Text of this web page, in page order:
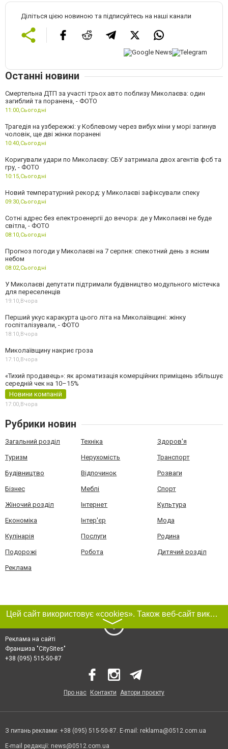
Діліться цією новиною та підписуйтесь на наші канали
Останні новини
Смертельна ДТП за участі трьох авто поблизу Миколаєва: один
загиблий та поранена, - ФОТО
11:00, Сьогодні
Трагедія на узбережжі: у Коблевому через вибух міни у морі загинув
чоловік, ще дві жінки поранені
10:40, Сьогодні
Коригували удари по Миколаєву: СБУ затримала двох агентів фсб та
гру, - ФОТО
10:15, Сьогодні
Новий температурний рекорд: у Миколаєві зафіксували спеку
09:30, Сьогодні
Сотні адрес без електроенергії до вечора: де у Миколаєві не буде
світла, - ФОТО
08:10, Сьогодні
Прогноз погоди у Миколаєві на 7 серпня: спекотний день з ясним
небом
08:02, Сьогодні
У Миколаєві депутати підтримали будівництво модульного містечка
для переселенців
19:10, Вчора
Перший укус каракурта цього літа на Миколаївщині: жінку
госпіталізували, - ФОТО
18:10, Вчора
Миколаївщину накриє гроза
17:10, Вчора
«Тихий продавець»: як ароматизація комерційних приміщень збільшує
середній чек на 10–15%
Новини компаній
17:00, Вчора
Рубрики новин
Загальний розділ Техніка Здоров'я
Туризм Нерухомість Транспорт
Будівництво Відпочинок Розваги
Бізнес Меблі Спорт
Жіночий розділ Інтернет Культура
Економіка Інтер'єр Мода
Кулінарія Послуги Родина
Подорожі Робота Дитячий розділ
Реклама
Цей сайт використовує «cookies». Також веб-сайт використовує інтернет-сервіс для збору технічних даних стосовно відвідувачів з метою отримання маркетингової та статистичної інформації. Умови обробки даних відвідувачів сайту див.
〉
Реклама на сайті
Франшиза "CitySites"
+38 (095) 515-50-87
Про нас Контакти Автори проєкту
З питань реклами: +38 (095) 515-50-87. E-mail: reklama@0512.com.ua
E-mail редакції: news@0512.com.ua